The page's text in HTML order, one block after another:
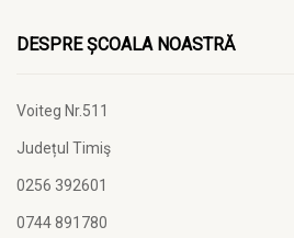
DESPRE ȘCOALA NOASTRĂ
Voiteg Nr.511
Județul Timiş
0256 392601
0744 891780